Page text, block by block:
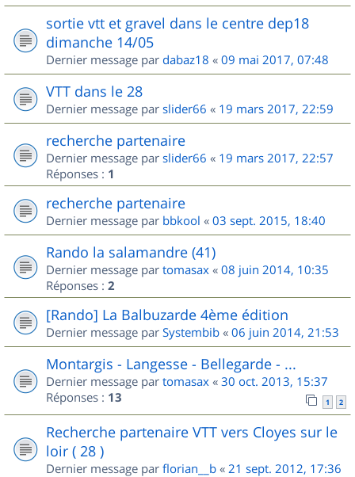
sortie vtt et gravel dans le centre dep18
dimanche 14/05
Dernier message par dabaz18 « 09 mai 2017, 07:48
VTT dans le 28
Dernier message par slider66 « 19 mars 2017, 22:59
recherche partenaire
Dernier message par slider66 « 19 mars 2017, 22:57
Réponses : 1
recherche partenaire
Dernier message par bbkool « 03 sept. 2015, 18:40
Rando la salamandre (41)
Dernier message par tomasax « 08 juin 2014, 10:35
Réponses : 2
[Rando] La Balbuzarde 4ème édition
Dernier message par Systembib « 06 juin 2014, 21:53
Montargis - Langesse - Bellegarde - ...
Dernier message par tomasax « 30 oct. 2013, 15:37
Réponses : 13 1 2
Recherche partenaire VTT vers Cloyes sur le
loir ( 28 )
Dernier message par florian__b « 21 sept. 2012, 17:36